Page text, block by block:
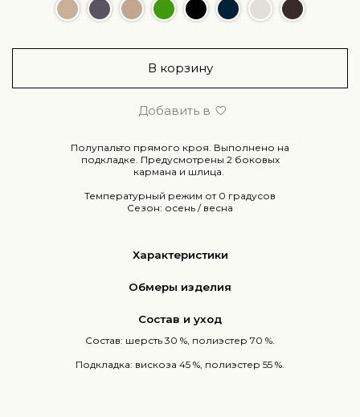
В корзину
Добавить в
Полупальто прямого кроя. Выполнено на
подкладке. Предусмотрены 2 боковых
кармана и шлица.
Температурный режим от 0 градусов
Сезон: осень / весна
Характеристики
Обмеры изделия
Состав и уход
Состав: шерсть 30 %, полиэстер 70 %.
Подкладка: вискоза 45 %, полиэстер 55 %.